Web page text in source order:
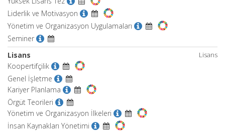
Liderlik ve Motivasyon
Yönetim ve Organizasyon Uygulamaları
Seminer
Lisans
Lisans
Koopertifçilik
Genel İşletme
Kariyer Planlama
Örgüt Teorileri
Yönetim ve Organizasyon İlkeleri
İnsan Kaynakları Yönetimi